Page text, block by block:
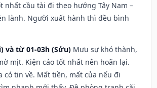
nhất cầu tài đi theo hướng Tây Nam –
lành. Người xuất hành thì đều bình
và từ 01-03h (Sửu) Mưu sự khó thành,
mịt. Kiện cáo tốt nhất nên hoãn lại.
có tin về. Mất tiền, mất của nếu đi